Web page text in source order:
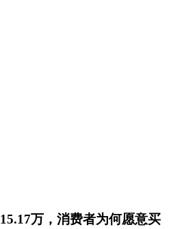
万，消费者为何愿意买